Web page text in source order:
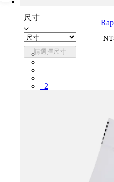
尺寸
請選擇尺寸
RCP10XXBLW
+2